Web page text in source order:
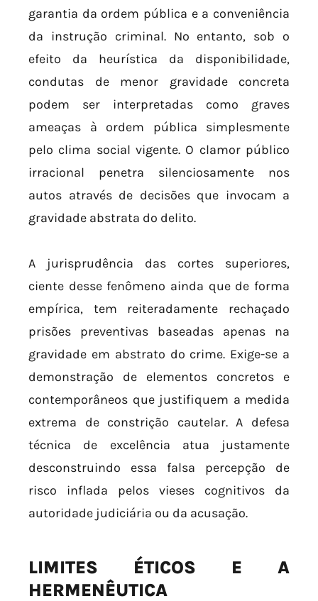
garantia da ordem pública e a conveniência
da instrução criminal. No entanto, sob o
efeito da heurística da disponibilidade,
condutas de menor gravidade concreta
podem ser interpretadas como graves
ameaças à ordem pública simplesmente
pelo clima social vigente. O clamor público
irracional penetra silenciosamente nos
autos através de decisões que invocam a
gravidade abstrata do delito.
A jurisprudência das cortes superiores,
ciente desse fenômeno ainda que de forma
empírica, tem reiteradamente rechaçado
prisões preventivas baseadas apenas na
gravidade em abstrato do crime. Exige-se a
demonstração de elementos concretos e
contemporâneos que justifiquem a medida
extrema de constrição cautelar. A defesa
técnica de excelência atua justamente
desconstruindo essa falsa percepção de
risco inflada pelos vieses cognitivos da
autoridade judiciária ou da acusação.
LIMITES ÉTICOS E A
HERMENÊUTICA